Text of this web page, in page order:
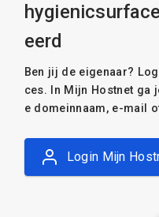
eerd
Ben jij de eigenaar?
ces. In Mijn Hostnet ga
e domeinnaam, e-mail
Login Mijn